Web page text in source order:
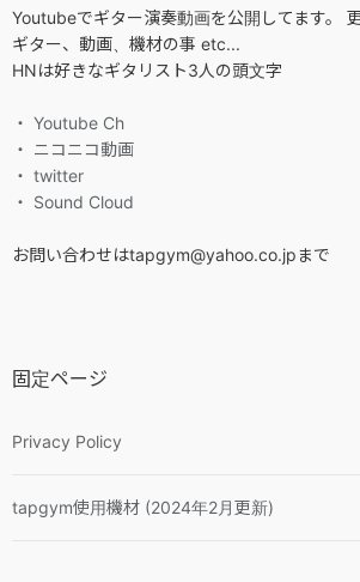
Youtubeでギター演奏動画を公開してます。
ギター、動画、機材の事 etc...
HNは好きなギタリスト3人の頭文字
・ Youtube Ch
・ ニコニコ動画
・ twitter
・ Sound Cloud
お問い合わせはtapgym@yahoo.co.jpまで
固定ページ
Privacy Policy
tapgym使用機材 (2024年2月更新)